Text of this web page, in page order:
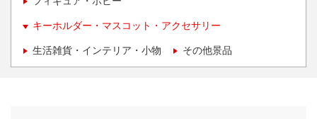
キーホルダー・マスコット・アクセサリー
生活雑貨・インテリア・小物 その他景品